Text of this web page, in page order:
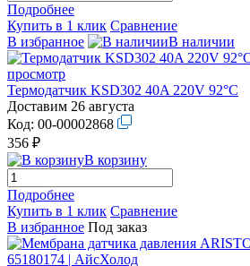
Подробнее
Купить в 1 клик Сравнение
В избранное
В наличии
просмотр
Термодатчик KSD302 40A 220V 92°С
Доставим 26 августа
Код: 00-00002868
356 ₽
В корзину
Подробнее
Купить в 1 клик Сравнение
В избранное Под заказ